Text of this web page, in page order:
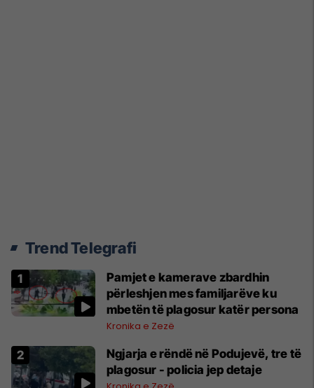
Trend Telegrafi
Pamjet e kamerave zbardhin
përleshjen mes familjarëve ku
mbetën të plagosur katër persona
Kronika e Zezë
Ngjarja e rëndë në Podujevë, tre të
plagosur - policia jep detaje